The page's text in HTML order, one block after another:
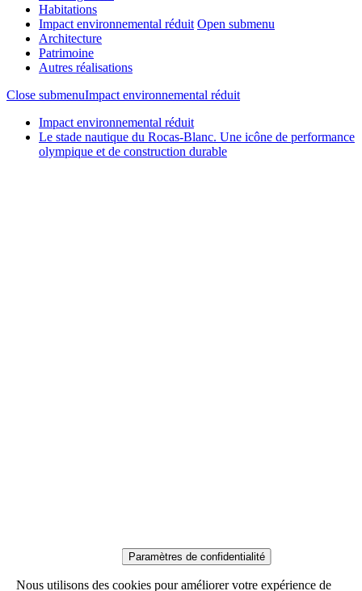
Habitations
Impact environnemental réduit Open submenu
Architecture
Patrimoine
Autres réalisations
Close submenuImpact environnemental réduit
Impact environnemental réduit
Le stade nautique du Rocas-Blanc. Une icône de performance
olympique et de construction durable
Paramètres de confidentialité
Nous utilisons des cookies pour améliorer votre expérience de